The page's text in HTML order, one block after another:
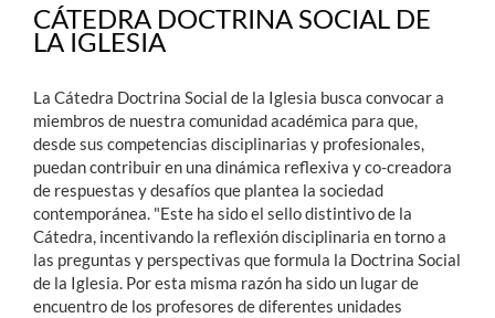
CÁTEDRA DOCTRINA SOCIAL DE
LA IGLESIA
La Cátedra Doctrina Social de la Iglesia busca convocar a
miembros de nuestra comunidad académica para que,
desde sus competencias disciplinarias y profesionales,
puedan contribuir en una dinámica reflexiva y co-creadora
de respuestas y desafíos que plantea la sociedad
contemporánea. "Este ha sido el sello distintivo de la
Cátedra, incentivando la reflexión disciplinaria en torno a
las preguntas y perspectivas que formula la Doctrina Social
de la Iglesia. Por esta misma razón ha sido un lugar de
encuentro de los profesores de diferentes unidades